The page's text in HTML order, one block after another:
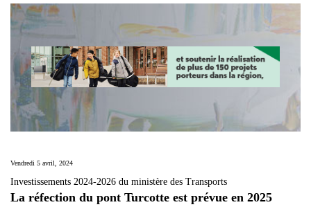
Vendredi 5 avril, 2024
Investissements 2024-2026 du ministère des Transports
La réfection du pont Turcotte est prévue en 2025